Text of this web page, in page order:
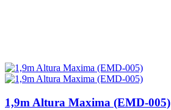
1,9m Altura Maxima (EMD-005)